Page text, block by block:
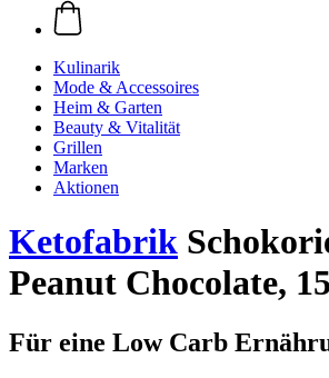
Kulinarik
Mode & Accessoires
Heim & Garten
Beauty & Vitalität
Grillen
Marken
Aktionen
Ketofabrik
Peanut Chocolate,
Für eine Low Carb